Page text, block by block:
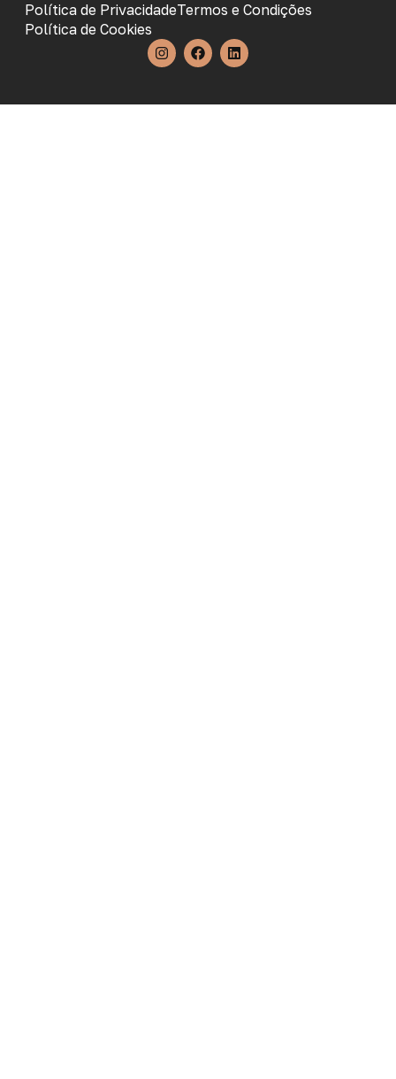
Política de PrivacidadeTermos e Condições
Política de Cookies